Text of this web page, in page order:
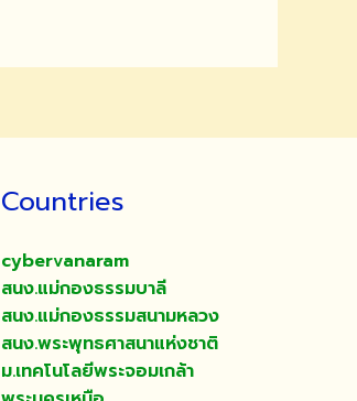
Countries
cybervanaram
สนง.แม่กองธรรมบาลี
สนง.แม่กองธรรมสนามหลวง
สนง.พระพุทธศาสนาแห่งชาติ
ม.เทคโนโลยีพระจอมเกล้า